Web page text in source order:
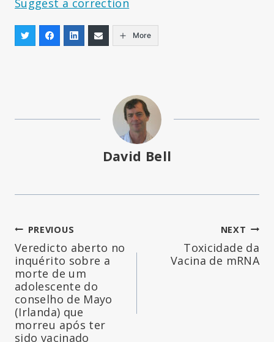
More
David Bell
Navegação
de
artigos
PREVIOUS
Veredicto aberto no
inquérito sobre a
morte de um
adolescente do
conselho de Mayo
(Irlanda) que
morreu após ter
sido vacinado
NEXT
Toxicidade da
Vacina de mRNA